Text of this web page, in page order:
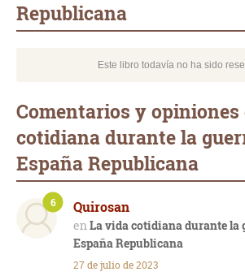
Republicana
Este libro todavía no ha sido
Comentarios y opiniones
cotidiana durante la
España Republicana
Quirosan
La vida cotidiana durante la
España Republicana
6
27 de julio de 2023